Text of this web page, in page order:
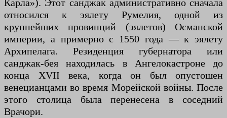
Карла»). Этот санджак административно сначала
относился к эялету Румелия, одной из
крупнейших провинций (эялетов) Османской
империи, а примерно с 1550 года — к эялету
Архипелага. Резиденция губернатора или
санджак-бея находилась в Ангелокастроне до
конца XVII века, когда он был опустошен
венецианцами во время Морейской войны. После
этого столица была перенесена в соседний
Врачори.